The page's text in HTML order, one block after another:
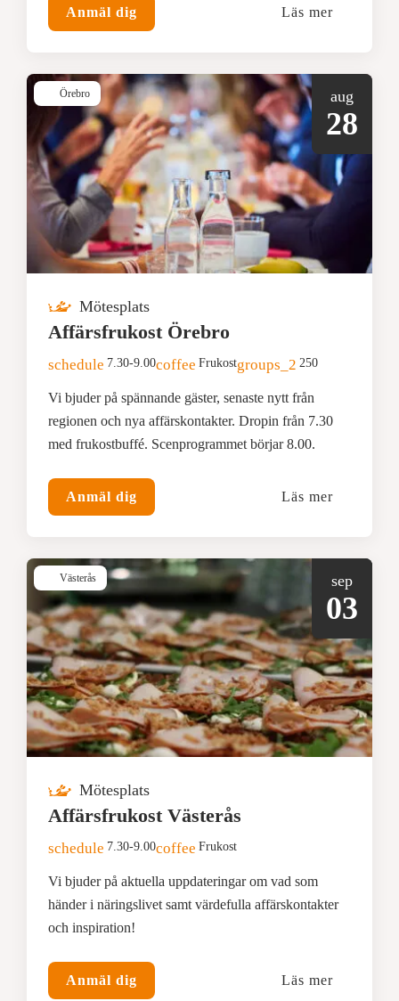
Anmäl dig Läs mer
Örebro aug
28
Mötesplats
Affärsfrukost Örebro
schedule 7.30-9.00coffee Frukostgroups_2 250
Vi bjuder på spännande gäster, senaste nytt från
regionen och nya affärskontakter. Dropin från 7.30
med frukostbuffé. Scenprogrammet börjar 8.00.
Anmäl dig Läs mer
Västerås sep
03
Mötesplats
Affärsfrukost Västerås
schedule 7.30-9.00coffee Frukost
Vi bjuder på aktuella uppdateringar om vad som
händer i näringslivet samt värdefulla affärskontakter
och inspiration!
Anmäl dig Läs mer